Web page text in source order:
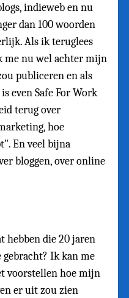
indieweb en nu
dan 100 woorden
Als ik teruglees
me nu wel achter mijn
publiceren en als
even Safe For Work
terug over
hoe
En veel bijna
bloggen, over online
hebben die 20 jaren
gebracht? Ik kan me
voorstellen hoe mijn
er uit zou zien